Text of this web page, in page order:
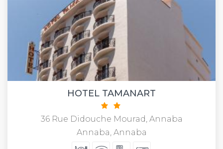
HOTEL TAMANART
36 Rue Didouche Mourad, Annaba
Annaba, Annaba